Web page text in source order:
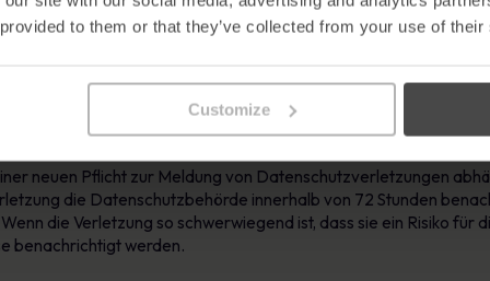
to them or that they’ve collected from your use of
Customize
Daten auf der Grundlage der Zustimmung
stellen, wenn die Allgemeine Datenschutzverordnung
zur Verarbeitung zu verlassen. Stattdessen werden die
Daten zu prüfen.
neuen Pflicht zur Meldung von Datenschutzverletzungen
die Datenschutzbehörde innerhalb von 72 Stunden
die Verletzung so schwerwiegend ist, dass sie ein Risiko für
benachrichtigt werden.